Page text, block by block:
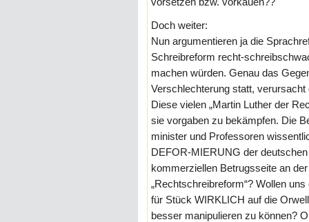
Doch weiter:
Nun argumentieren ja die
Schreibreform recht-
machen würden. Genau das
Verschlechterung statt,
Diese vielen „Martin Luther der
sie vorgaben zu bekämpfen. Die
minister und Professoren
DEFOR-MIERUNG der
kommerziellen Betrugsseite an
„Rechtschreibreform“? Wollen
für Stück WIRKLICH auf die
besser manipulieren zu können?